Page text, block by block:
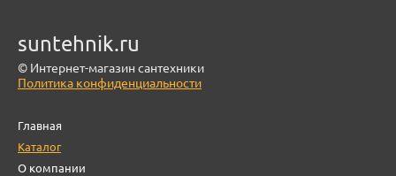
suntehnik.ru
© Интернет-магазин сантехники
Политика конфиденциальности
Главная
Каталог
О компании